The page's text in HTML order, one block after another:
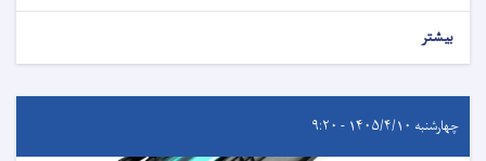
بیشتر
چهارشنبه ۱۴۰۵/۴/۱۰ - ۹:۲۰